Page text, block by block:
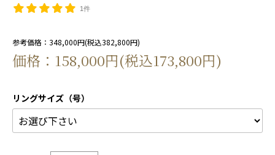
1件
参考価格：348,000円(税込382,800円)
価格：158,000円(税込173,800円)
リングサイズ（号）